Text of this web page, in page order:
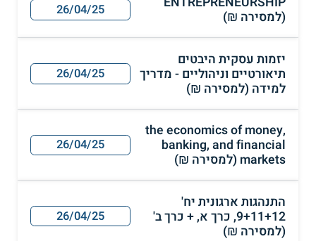
(למסירה ₪)
26/04/25
יזמות עסקית היבטים
תיאורטיים וניהוליים - מדריך
למידה (למסירה ₪)
26/04/25
the economics of money,
banking, and financial
markets (למסירה ₪)
26/04/25
התנהגות ארגונית יח'
9+11+12, כרך א, + כרך ב'
(למסירה ₪)
26/04/25